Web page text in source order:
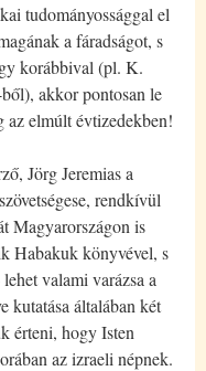
tudományossággal el
a fáradságot, s
korábbival (pl. K.
akkor pontosan le
elmúlt évtizedekben!
Jörg Jeremias a
rendkívül
Magyarországon is
Habakuk könyvével, s
valami varázsa a
kutatása általában két
érteni, hogy Isten
az izraeli népnek.